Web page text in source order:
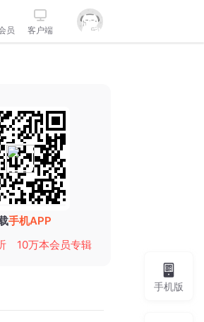
员 客户端
手机APP
10万本会员专辑
手机版